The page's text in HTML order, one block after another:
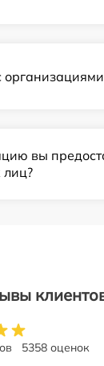
вы
5358 оценок